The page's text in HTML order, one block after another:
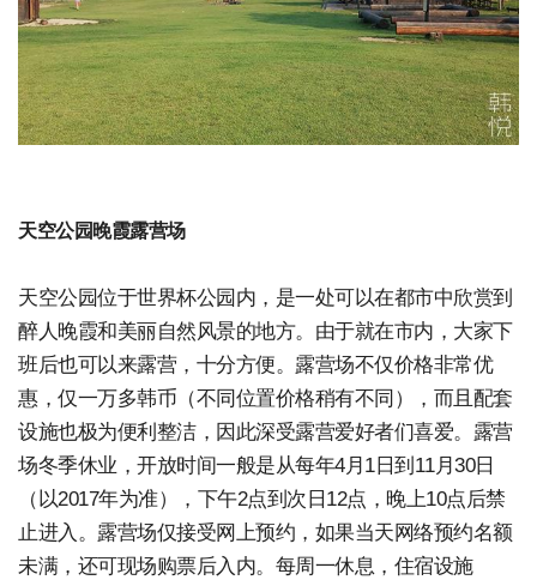
天空公园晚霞露营场
天空公园位于世界杯公园内，是一处可以在都市中欣赏到
醉人晚霞和美丽自然风景的地方。由于就在市内，大家下
班后也可以来露营，十分方便。露营场不仅价格非常优
惠，仅一万多韩币（不同位置价格稍有不同），而且配套
设施也极为便利整洁，因此深受露营爱好者们喜爱。露营
场冬季休业，开放时间一般是从每年4月1日到11月30日
（以2017年为准），下午2点到次日12点，晚上10点后禁
止进入。露营场仅接受网上预约，如果当天网络预约名额
未满，还可现场购票后入内。每周一休息，住宿设施